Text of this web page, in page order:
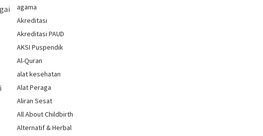
agama
Akreditasi
Akreditasi PAUD
AKSI Puspendik
Al-Quran
alat kesehatan
Alat Peraga
Aliran Sesat
All About Childbirth
Alternatif & Herbal